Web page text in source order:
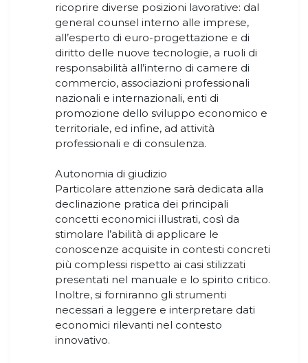
ricoprire diverse posizioni lavorative: dal
general counsel interno alle imprese,
all’esperto di euro-progettazione e di
diritto delle nuove tecnologie, a ruoli di
responsabilità all’interno di camere di
commercio, associazioni professionali
nazionali e internazionali, enti di
promozione dello sviluppo economico e
territoriale, ed infine, ad attività
professionali e di consulenza.
Autonomia di giudizio
Particolare attenzione sarà dedicata alla
declinazione pratica dei principali
concetti economici illustrati, così da
stimolare l’abilità di applicare le
conoscenze acquisite in contesti concreti
più complessi rispetto ai casi stilizzati
presentati nel manuale e lo spirito critico.
Inoltre, si forniranno gli strumenti
necessari a leggere e interpretare dati
economici rilevanti nel contesto
innovativo.